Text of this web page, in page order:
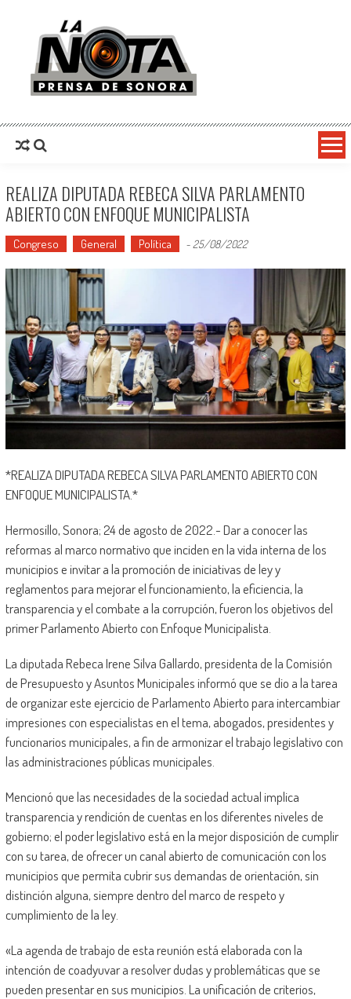
La Nota Prensa De Sonora
REALIZA DIPUTADA REBECA SILVA PARLAMENTO
ABIERTO CON ENFOQUE MUNICIPALISTA
Congreso General Política - 25/08/2022
*REALIZA DIPUTADA REBECA SILVA PARLAMENTO ABIERTO CON
ENFOQUE MUNICIPALISTA.*
Hermosillo, Sonora; 24 de agosto de 2022.- Dar a conocer las
reformas al marco normativo que inciden en la vida interna de los
municipios e invitar a la promoción de iniciativas de ley y
reglamentos para mejorar el funcionamiento, la eficiencia, la
transparencia y el combate a la corrupción, fueron los objetivos del
primer Parlamento Abierto con Enfoque Municipalista.
La diputada Rebeca Irene Silva Gallardo, presidenta de la Comisión
de Presupuesto y Asuntos Municipales informó que se dio a la tarea
de organizar este ejercicio de Parlamento Abierto para intercambiar
impresiones con especialistas en el tema, abogados, presidentes y
funcionarios municipales, a fin de armonizar el trabajo legislativo con
las administraciones públicas municipales.
Mencionó que las necesidades de la sociedad actual implica
transparencia y rendición de cuentas en los diferentes niveles de
gobierno; el poder legislativo está en la mejor disposición de cumplir
con su tarea, de ofrecer un canal abierto de comunicación con los
municipios que permita cubrir sus demandas de orientación, sin
distinción alguna, siempre dentro del marco de respeto y
cumplimiento de la ley.
«La agenda de trabajo de esta reunión está elaborada con la
intención de coadyuvar a resolver dudas y problemáticas que se
pueden presentar en sus municipios. La unificación de criterios,